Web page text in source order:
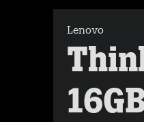
Lenovo